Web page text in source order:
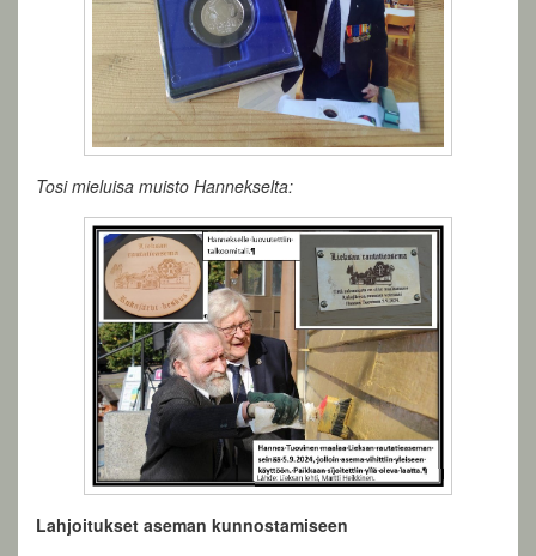
Tosi mieluisa muisto Hannekselta:
Lahjoitukset aseman kunnostamiseen